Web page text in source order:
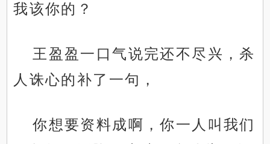
我该你的？
王盈盈一口气说完还不尽兴，杀
人诛心的补了一句，
你想要资料成啊，你一人叫我们